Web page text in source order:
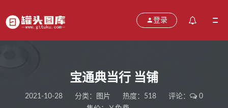
登录
宝通典当行 当铺
2021-10-28 分类： 图片 热度：518 评论：
0